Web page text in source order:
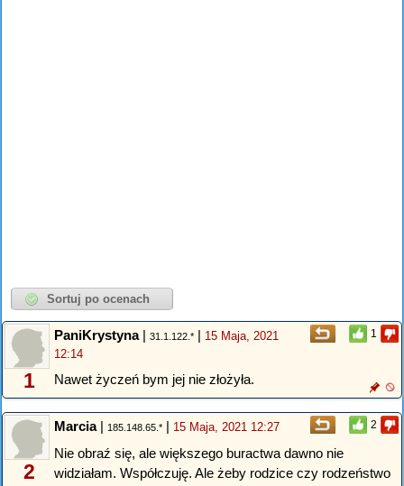
1
1
PaniKrystyna| 31.1.122.* | 15 Maja, 2021
12:14
Nawet życzeń bym jej nie złożyła.
2
2
Marcia| 185.148.65.* | 15 Maja, 2021 12:27
Nie obraź się, ale większego buractwa dawno nie
widziałam. Współczuję. Ale żeby rodzice czy rodzeństwo